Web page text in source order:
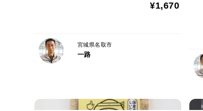
¥1,670
宮城県名取市
一路